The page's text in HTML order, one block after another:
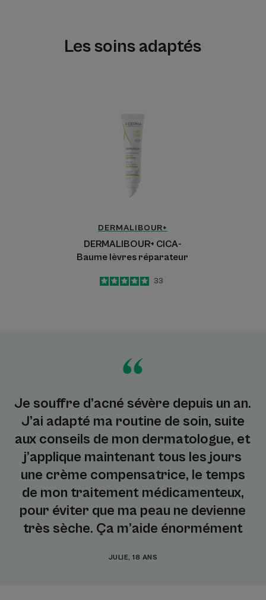
Les soins adaptés
Baume
lèvres
réparateur
DERMALIBOUR+
DERMALIBOUR+ CICA-
Baume lèvres réparateur
5
/
5
33
Je souffre d’acné sévère depuis un an.
J’ai adapté ma routine de soin, suite
aux conseils de mon dermatologue, et
j’applique maintenant tous les jours
une crème compensatrice, le temps
de mon traitement médicamenteux,
pour éviter que ma peau ne devienne
très sèche. Ça m’aide énormément
JULIE, 18 ANS